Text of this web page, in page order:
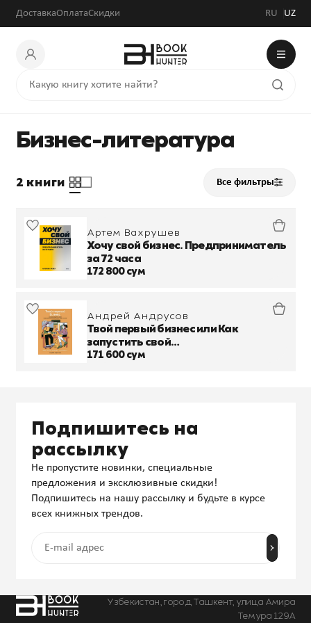
ДоставкаОплатаСкидки RU UZ
Бизнес-литература
2 книги Все фильтры
Артем Вахрушев
Хочу свой бизнес. Предприниматель
за 72 часа
172 800 сум
Андрей Андрусов
Твой первый бизнес или Как
запустить свой
предпринимательский проект еще в
171 600 сум
Узбекистан, город Ташкент, улица Амира
Темура 129А
Подпишитесь на
рассылку
Не пропустите новинки, специальные
предложения и эксклюзивные скидки!
Подпишитесь на нашу рассылку и будьте в курсе
всех книжных трендов.